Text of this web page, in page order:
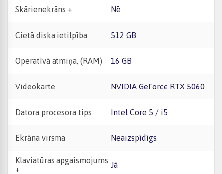
Skārienekrāns + Nē
Cietā diska ietilpība 512 GB
Operatīvā atmiņa, (RAM) 16 GB
Videokarte NVIDIA GeForce RTX 5060
Datora procesora tips Intel Core 5 / i5
Ekrāna virsma Neaizspīdīgs
Klaviatūras apgaismojums
+
Jā